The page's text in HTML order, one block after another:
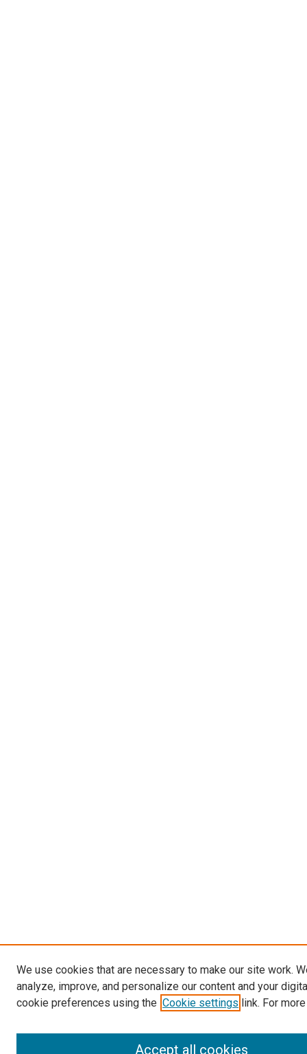
We use cookies that are necessary to make our site work.
analyze, improve, and personalize our content and your
cookie preferences using the Cookie settings link. For
Accept all cookies